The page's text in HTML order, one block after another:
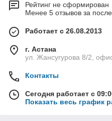
Рейтинг не сформирован
Менее 5 отзывов за
Работает с 26.08.2013
г. Астана
ул. Жансугурова 8/2,
Контакты
Сегодня работает с
Показать весь график